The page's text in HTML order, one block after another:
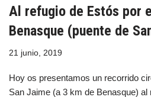
Al refugio de Estós por
Benasque (puente de
21 junio, 2019
Hoy os presentamos un recorrido
San Jaime (a 3 km de Benasque)